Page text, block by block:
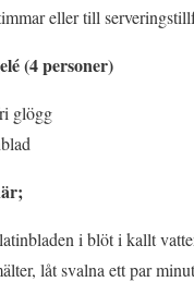
eller till
(4 personer)
glögg
i blöt i kallt
låt svalna ett par